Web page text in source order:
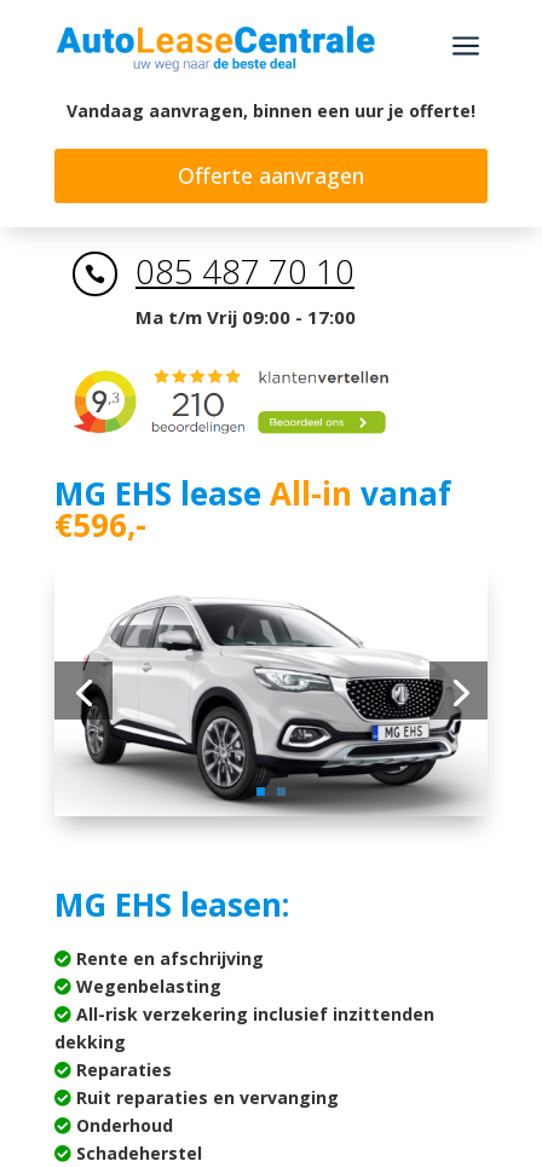
a
Vandaag aanvragen, binnen een uur je offerte!
Offerte aanvragen
 085 487 70 10
Ma t/m Vrij 09:00 - 17:00
MG EHS lease All-in vanaf
€596,-
MG EHS leasen:
Rente en afschrijving
Wegenbelasting
All-risk verzekering inclusief inzittenden
dekking
Reparaties
Ruit reparaties en vervanging
Onderhoud
Schadeherstel